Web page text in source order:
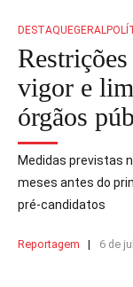
DESTAQUEGERAL
vigor e
órgãos
Medidas previstas
meses antes do
pré-candidatos
Reportagem 6 de